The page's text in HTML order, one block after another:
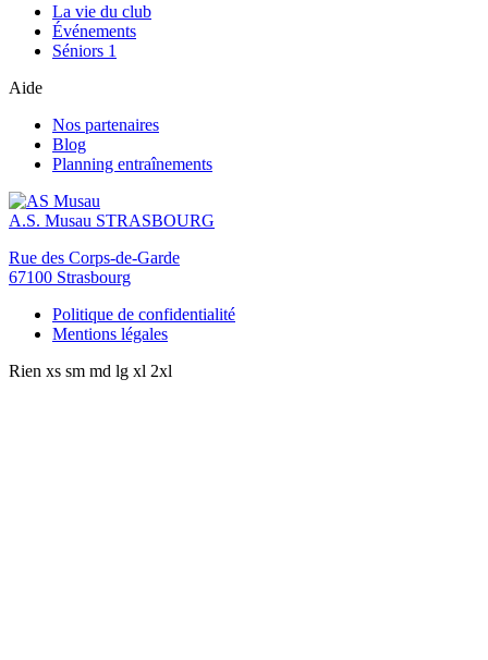
La vie du club
Événements
Séniors 1
Aide
Nos partenaires
Blog
Planning entraînements
A.S. Musau STRASBOURG
Rue des Corps-de-Garde
67100 Strasbourg
Politique de confidentialité
Mentions légales
Rien xs sm md lg xl 2xl